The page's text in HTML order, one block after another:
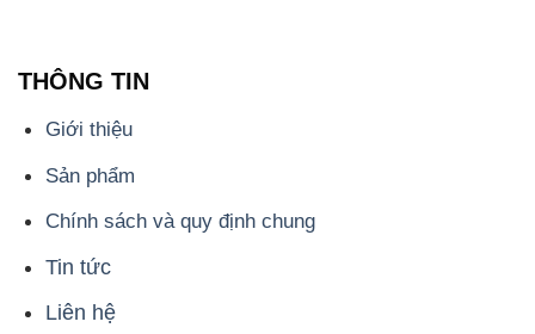
THÔNG TIN
Giới thiệu
Sản phẩm
Chính sách và quy định chung
Tin tức
Liên hệ